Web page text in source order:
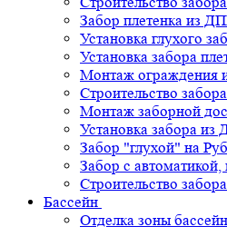
Забор плетенка из
Установка глухого
Установка забора
Монтаж ограждения
Строительство
Монтаж заборной
Установка забора
Забор "глухой" на
Забор с автоматикой,
Строительство
Бассейн
Отделка зоны